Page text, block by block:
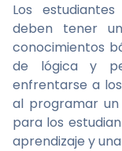
Los
deben tener
conocimientos
de lógica y
enfrentarse a
al programar
para los
aprendizaje y